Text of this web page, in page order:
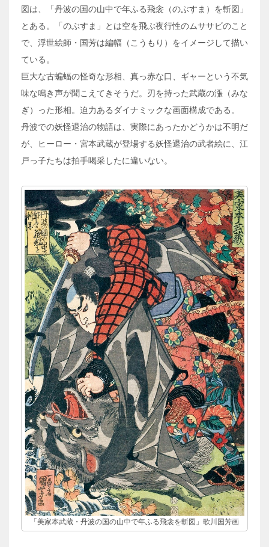
図は、「丹波の国の山中で年ふる飛衾（のぶすま）を斬図」
とある。「のぶすま」とは空を飛ぶ夜行性のムササビのこと
で、浮世絵師・国芳は編幅（こうもり）をイメージして描い
ている。
巨大な古蝙蝠の怪奇な形相、真っ赤な口、ギャーという不気
味な鳴き声が聞こえてきそうだ。刃を持った武蔵の漲（みな
ぎ）った形相。迫力あるダイナミックな画面構成である。
丹波での妖怪退治の物語は、実際にあったかどうかは不明だ
が、ヒーロー・宮本武蔵が登場する妖怪退治の武者絵に、江
戸っ子たちは拍手喝采したに違いない。
「美家本武蔵・丹波の国の山中で年ふる飛衾を斬図」歌川国芳画